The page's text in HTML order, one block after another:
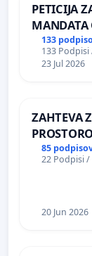
PETICIJA
133
133
23 Jul 2026
ZAHTEVA
85
22 Podpisi /
20 Jun 2026